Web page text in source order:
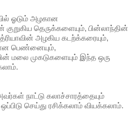
ஓடும் அழகான
குறுகிய தெருக்களையும், பின்லாந்தின்
அழகிய கடற்க்கரையும்,
பெண்னையும்,
மலை முகடுகளையும் இந்த ஒரு
நாட்டு கலாச்சாரத்தையும்
செய்து ரசிக்கலாம் வியக்கலாம்.